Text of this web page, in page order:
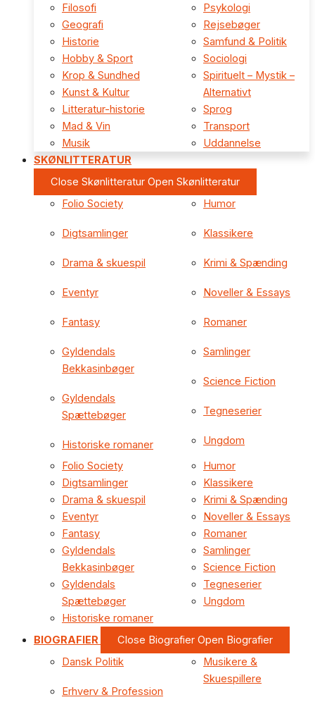
Filosofi
Geografi
Historie
Hobby & Sport
Krop & Sundhed
Kunst & Kultur
Litteratur-historie
Mad & Vin
Musik
Psykologi
Rejsebøger
Samfund & Politik
Sociologi
Spirituelt – Mystik –
Alternativt
Sprog
Transport
Uddannelse
SKØNLITTERATUR
Close Skønlitteratur Open Skønlitteratur
Folio Society
Digtsamlinger
Drama & skuespil
Eventyr
Fantasy
Gyldendals
Bekkasinbøger
Gyldendals
Spættebøger
Historiske romaner
Humor
Klassikere
Krimi & Spænding
Noveller & Essays
Romaner
Samlinger
Science Fiction
Tegneserier
Ungdom
Folio Society
Digtsamlinger
Drama & skuespil
Eventyr
Fantasy
Gyldendals
Bekkasinbøger
Gyldendals
Spættebøger
Historiske romaner
Humor
Klassikere
Krimi & Spænding
Noveller & Essays
Romaner
Samlinger
Science Fiction
Tegneserier
Ungdom
BIOGRAFIER Close Biografier Open Biografier
Dansk Politik
Erhverv & Profession
Musikere &
Skuespillere